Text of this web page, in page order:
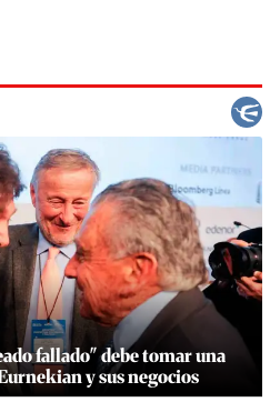
fallado" debe tomar una
y sus negocios